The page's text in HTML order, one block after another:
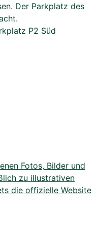
Der Parkplatz des
P2 Süd
Fotos, Bilder und
zu illustrativen
die offizielle Website